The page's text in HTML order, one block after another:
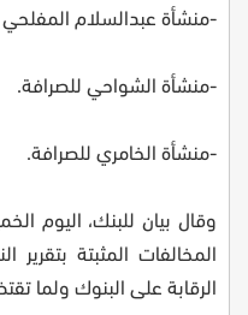
-منشأة عبدالسلام المفلحي
-منشأة الشواحي للصرافة.
-منشأة الخامري للصرافة.
وقال بيان للبنك، اليوم
المخالفات المثبتة
الرقابة على البنوك ولما